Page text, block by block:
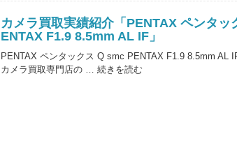
カメラ買取実績紹介「PENTAX ペンタッ
ENTAX F1.9 8.5mm AL IF」
PENTAX ペンタックス Q smc PENTAX F1.9 8.5mm AL
カメラ買取専門店の …続きを読む